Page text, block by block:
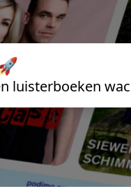
luisterboeken